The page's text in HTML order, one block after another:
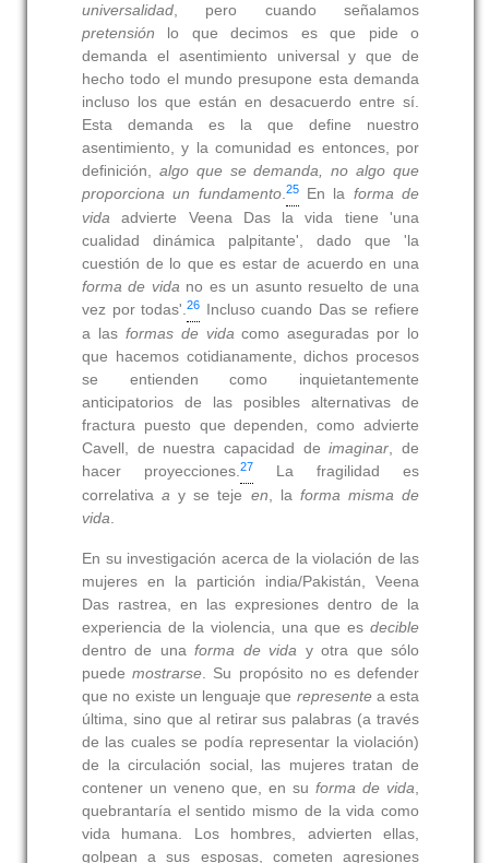
universalidad, pero cuando señalamos
pretensión lo que decimos es que pide o
demanda el asentimiento universal y que de
hecho todo el mundo presupone esta demanda
incluso los que están en desacuerdo entre sí.
Esta demanda es la que deﬁne nuestro
asentimiento, y la comunidad es entonces, por
deﬁnición, algo que se demanda, no algo que
proporciona un fundamento.25En la forma de
vida advierte Veena Das la vida tiene 'una
cualidad dinámica palpitante', dado que 'la
cuestión de lo que es estar de acuerdo en una
forma de vidano es un asunto resuelto de una
vez por todas'.26 Incluso cuando Das se refiere
a las formas de vidacomo aseguradas por lo
que hacemos cotidianamente, dichos procesos
se entienden como inquietantemente
anticipatorios de las posibles alternativas de
fractura puesto que dependen, como advierte
Cavell, de nuestra capacidad deimaginar, de
hacer proyecciones.27
La fragilidad es
correlativaa y se teje en, la forma misma de
vida.
En su investigación acerca de la violación de las
mujeres en la partición india/Pakistán, Veena
Das rastrea, en las expresiones dentro de la
experiencia de la violencia, una que esdecible
dentro de unaforma de vida y otra que sólo
puedemostrarse. Su propósito no es defender
que no existe un lenguaje que representea esta
última, sino que al retirar sus palabras (a través
de las cuales se podía representar la violación)
de la circulación social, las mujeres tratan de
contener un veneno que, en suforma de vida,
quebrantaría el sentido mismo de la vida como
vida humana. Los hombres, advierten ellas,
golpean a sus esposas, cometen agresiones